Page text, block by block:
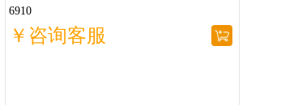
6910
￥咨询客服